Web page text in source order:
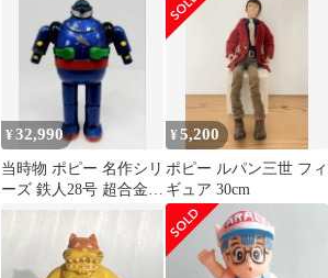
フィギュア
¥32,990
当時物 ポピー 名作シリ
ーズ 鉄人28号 超合金
フィギュア
¥5,200
ポピー ルパン三世 フィ
ギュア 30cm